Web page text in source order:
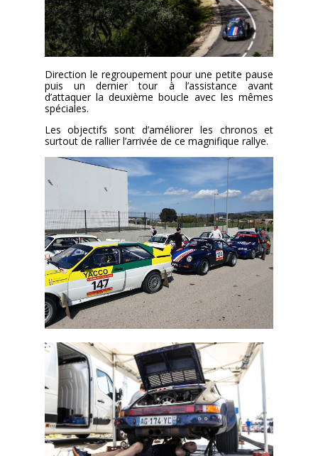
Direction le regroupement pour une petite pause
puis un dernier tour à l’assistance avant
d’attaquer la deuxième boucle avec les mêmes
spéciales.
Les objectifs sont d’améliorer les chronos et
surtout de rallier l’arrivée de ce magnifique rallye.